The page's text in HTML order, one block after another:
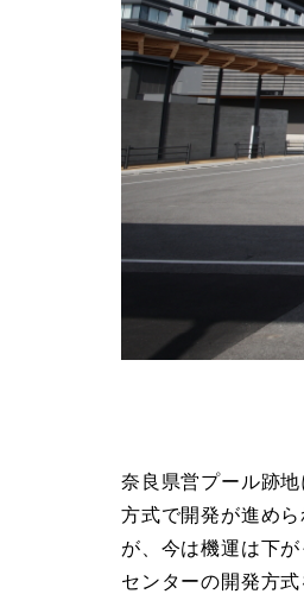
奈良県営プール跡
方式で開発が進め
が、今は機運は下
センターの開発方